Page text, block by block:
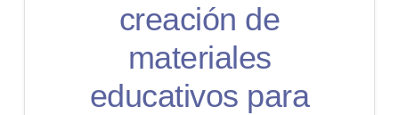
creación de
materiales
educativos para